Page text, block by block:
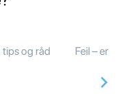
tips og råd Feil – er